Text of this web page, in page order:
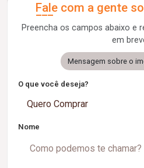
Fale com a gente
Preencha os campos abaixo e
em
Mensagem sobre o
O que você deseja?
Quero Comprar
Nome